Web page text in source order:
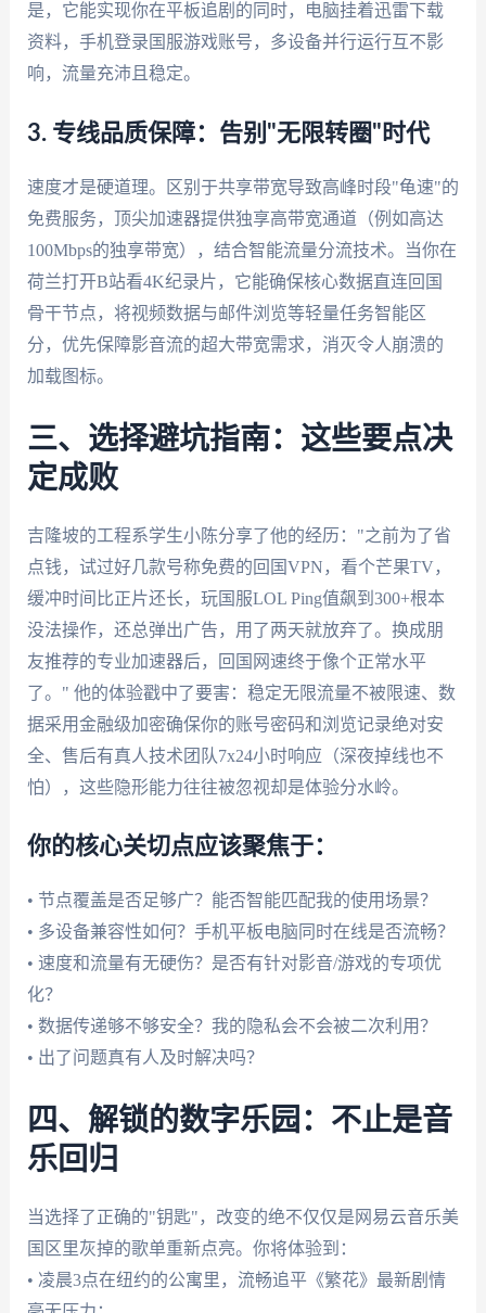
是，它能实现你在平板追剧的同时，电脑挂着迅雷下载
资料，手机登录国服游戏账号，多设备并行运行互不影
响，流量充沛且稳定。
3. 专线品质保障：告别"无限转圈"时代
速度才是硬道理。区别于共享带宽导致高峰时段"龟速"的
免费服务，顶尖加速器提供独享高带宽通道（例如高达
100Mbps的独享带宽），结合智能流量分流技术。当你在
荷兰打开B站看4K纪录片，它能确保核心数据直连回国
骨干节点，将视频数据与邮件浏览等轻量任务智能区
分，优先保障影音流的超大带宽需求，消灭令人崩溃的
加载图标。
三、选择避坑指南：这些要点决
定成败
吉隆坡的工程系学生小陈分享了他的经历："之前为了省
点钱，试过好几款号称免费的回国VPN，看个芒果TV，
缓冲时间比正片还长，玩国服LOL Ping值飙到300+根本
没法操作，还总弹出广告，用了两天就放弃了。换成朋
友推荐的专业加速器后，回国网速终于像个正常水平
了。" 他的体验戳中了要害：稳定无限流量不被限速、数
据采用金融级加密确保你的账号密码和浏览记录绝对安
全、售后有真人技术团队7x24小时响应（深夜掉线也不
怕），这些隐形能力往往被忽视却是体验分水岭。
你的核心关切点应该聚焦于：
• 节点覆盖是否足够广？能否智能匹配我的使用场景？
• 多设备兼容性如何？手机平板电脑同时在线是否流畅？
• 速度和流量有无硬伤？是否有针对影音/游戏的专项优
化？
• 数据传递够不够安全？我的隐私会不会被二次利用？
• 出了问题真有人及时解决吗？
四、解锁的数字乐园：不止是音
乐回归
当选择了正确的"钥匙"，改变的绝不仅仅是网易云音乐美
国区里灰掉的歌单重新点亮。你将体验到：
• 凌晨3点在纽约的公寓里，流畅追平《繁花》最新剧情